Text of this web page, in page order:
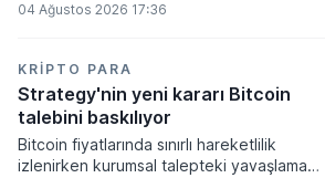
kripto varlıkların kullanımına onay veren
elde edilen dijital paraların belirli şartlar
altında dolaşımına ve menkul kıymet
alımlarında kullanılmasına olanak sağlanıyor.
04 Ağustos 2026 17:36
KRIPTO PARA
Strategy'nin yeni kararı Bitcoin
talebini baskılıyor
Bitcoin fiyatlarında sınırlı hareketlilik
izlenirken kurumsal talepteki yavaşlama